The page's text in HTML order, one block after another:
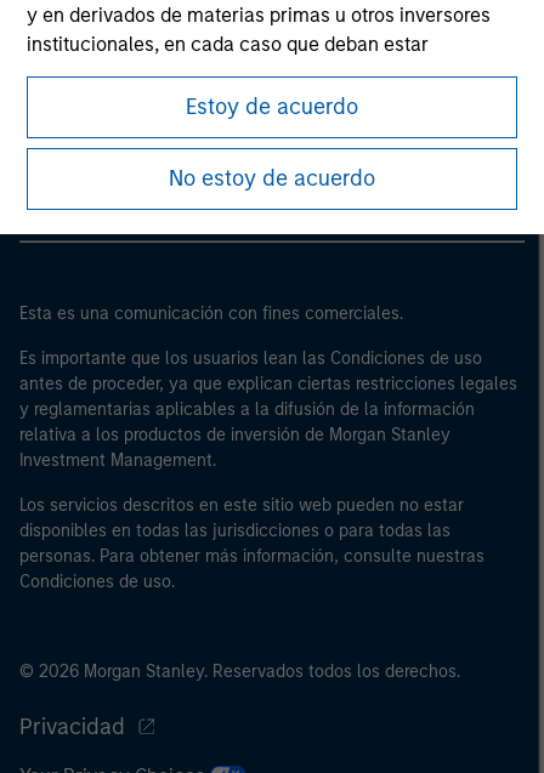
y en derivados de materias primas u otros inversores
institucionales, en cada caso que deban estar
autorizados o regulados para operar en mercados
financieros; (b) grandes empresas que, a escala
individual, cumplan dos de los siguientes requisitos de
EUR, (ii) volumen de negocios neto: 40.000.000 EUR o
cuenta propia; o (c) gobiernos nacionales y regionales,
deuda pública a escala nacional y regional, bancos
supranacionales como el Banco Mundial, el FMI, el BCE,
el BEI y otras organizaciones internacionales similares,
que intervengan por cuenta propia.
Tenga en cuenta que es posible que la definición de
“inversor profesional” no sea la definición prevista por
el regulador del país de origen desde el cual se accede
al sitio web.
Estoy de acuerdo
No estoy de acuerdo
Morgan Stanley Careers
Esta es una comunicación con fines comerciales.
Es importante que los usuarios lean las Condiciones de uso
antes de proceder, ya que explican ciertas restricciones legales
y reglamentarias aplicables a la difusión de la información
relativa a los productos de inversión de Morgan Stanley
Investment Management.
Los servicios descritos en este sitio web pueden no estar
disponibles en todas las jurisdicciones o para todas las
personas. Para obtener más información, consulte nuestras
Condiciones de uso.
© 2026 Morgan Stanley. Reservados todos los derechos.
Privacidad